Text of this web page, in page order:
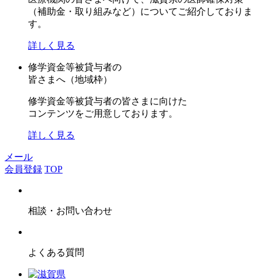
（補助金・取り組みなど）についてご紹介しておりま
す。
詳しく見る
修学資金等被貸与者の
皆さまへ（地域枠）
修学資金等被貸与者の皆さまに向けた
コンテンツをご用意しております。
詳しく見る
メール
会員登録 TOP
相談・お問い合わせ
よくある質問